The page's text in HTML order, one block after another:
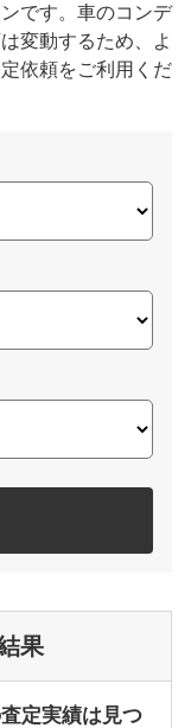
です。車のコンデ
変動するため、よ
依頼をご利用くだ
果
定実績は見つ